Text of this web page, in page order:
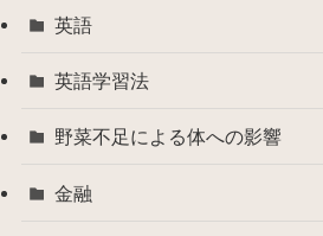
英語
英語学習法
野菜不足による体への影響
金融